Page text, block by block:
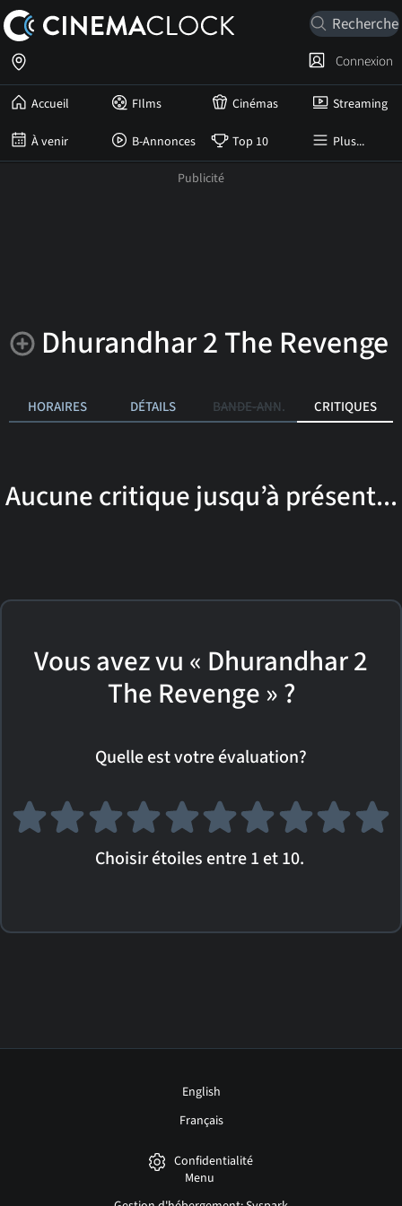
Accueil FIlms Cinémas Streaming
À venir B-Annonces Top 10 Plus...
Connexion
Dhurandhar 2 The Revenge
HORAIRES DÉTAILS BANDE-ANN. CRITIQUES
Aucune critique jusqu’à présent...
Vous avez vu « Dhurandhar 2
The Revenge » ?
Quelle est votre évaluation?
Choisir étoiles entre 1 et 10.
English
Français
Confidentialité
Menu